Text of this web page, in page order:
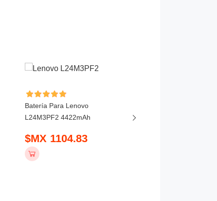
Batería Para Lenovo
L24M3PF2 4422mAh
$MX 1104.83